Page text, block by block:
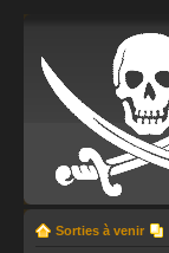
Sorties à venir